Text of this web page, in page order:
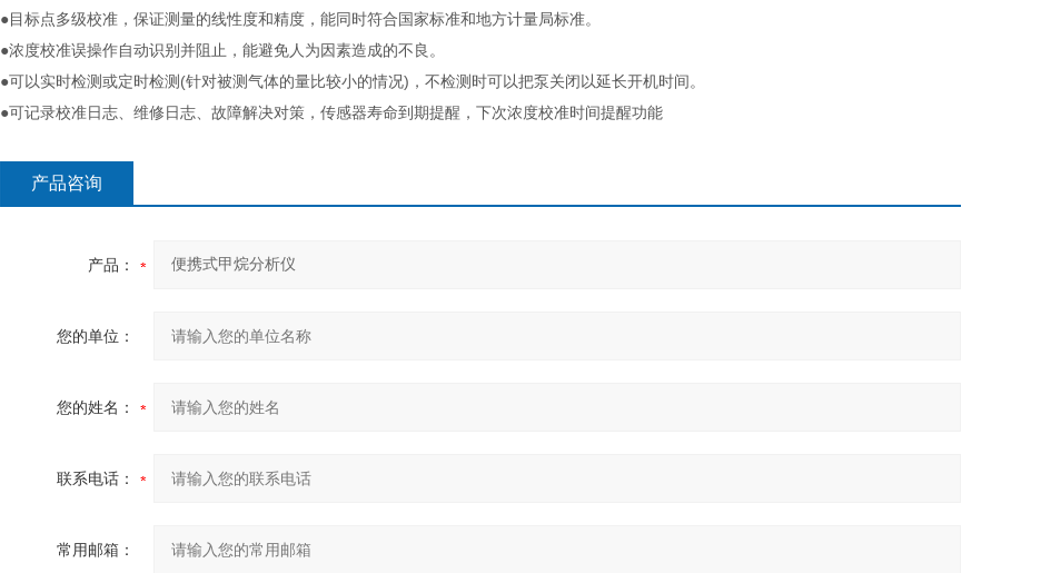
●目标点多级校准，保证测量的线性度和精度，能同时符合国家标准和地方计量局标准。
●浓度校准误操作自动识别并阻止，能避免人为因素造成的不良。
●可以实时检测或定时检测(针对被测气体的量比较小的情况)，不检测时可以把泵关闭以延长开机时间。
●可记录校准日志、维修日志、故障解决对策，传感器寿命到期提醒，下次浓度校准时间提醒功能
产品咨询
产品：
您的单位：
您的姓名：
联系电话：
常用邮箱：